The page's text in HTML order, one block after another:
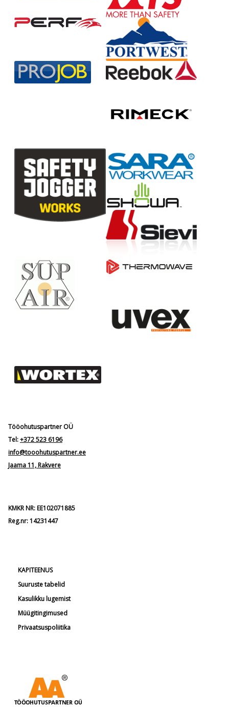
Tööohutuspartner OÜ
Tel:+372 523 6196
info@tooohutuspartner.ee
Jaama 11, Rakvere
KMKR NR: EE102071885
Reg.nr: 14231447
KAPITEENUS
Suuruste tabelid
Kasulikku lugemist
Müügitingimused
Privaatsuspoliitika